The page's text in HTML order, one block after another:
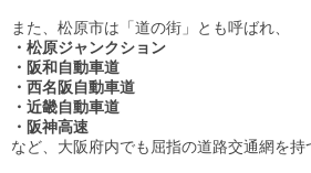
また、松原市は「道の街」とも呼ばれ、
・松原ジャンクション
・阪和自動車道
・西名阪自動車道
・近畿自動車道
・阪神高速
など、大阪府内でも屈指の道路交通網を持